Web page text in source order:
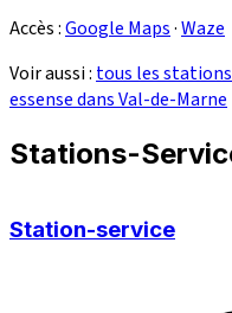
Accès :Google Maps·Waze
Voir aussi : tous les
essense dans Val-de-Marne
Stations-
Station-service